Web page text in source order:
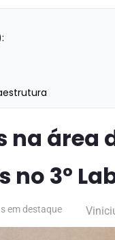
na área
3º
em destaque